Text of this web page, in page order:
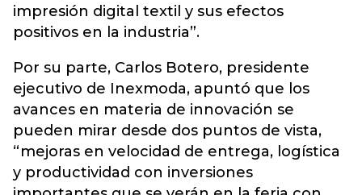
impresión digital textil y sus efectos
positivos en la industria”.
Por su parte, Carlos Botero, presidente
ejecutivo de Inexmoda, apuntó que los
avances en materia de innovación se
pueden mirar desde dos puntos de vista,
“mejoras en velocidad de entrega, logística
y productividad con inversiones